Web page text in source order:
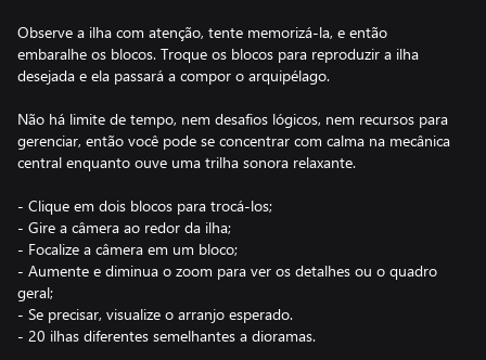
Observe a ilha com atenção, tente memorizá-la, e então
embaralhe os blocos. Troque os blocos para reproduzir a ilha
desejada e ela passará a compor o arquipélago.
Não há limite de tempo, nem desafios lógicos, nem recursos para
gerenciar, então você pode se concentrar com calma na mecânica
central enquanto ouve uma trilha sonora relaxante.
- Clique em dois blocos para trocá-los;
- Gire a câmera ao redor da ilha;
- Focalize a câmera em um bloco;
- Aumente e diminua o zoom para ver os detalhes ou o quadro
geral;
- Se precisar, visualize o arranjo esperado.
- 20 ilhas diferentes semelhantes a dioramas.